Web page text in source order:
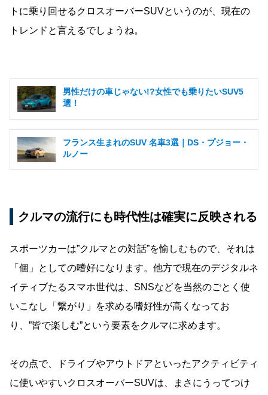
トに乗り回せるクロスオーバーSUVというのが、現在の
トレンドと言えるでしょうね。
男性だけの車じゃない!?女性でも乗りたいSUV5
選！
フランス生まれのSUV 名車3選｜DS・プジョー・
ルノー
クルマの流行にも時代性は確実に反映される
スポーツカーは”クルマとの対話”を愉しむもので、それは
「個」としての嗜好になります。他方で現在のデジタルネ
イティブたるスマホ世代は、SNSなどを当然のごとく使
いこなし「繋がり」を求める嗜好性が高くなってお
り、”皆で楽しむ”という要素をクルマに求めます。
その点で、ドライブやアウトドアといったアクティビティ
に使いやすいクロスオーバーSUVは、まさにうってつけ